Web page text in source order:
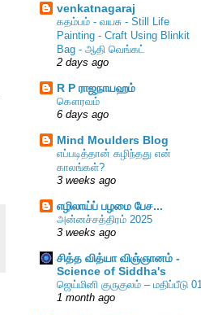
venkatnagaraj
கதம்பம் - வயசு - Still Life
Painting - Craft Using Blinkit
Bag - ஆதி வெங்கட்
2 days ago
R P ராஜநாயஹம்
கௌரவம்
6 days ago
Mind Moulders Blog
எப்படித்தான் கழிந்தது என்
காலங்கள்?
3 weeks ago
எழிலாய்ப் பழமை பேச...
அன்னச்சத்திரம் 2025
3 weeks ago
சித்த வித்யா விஞ்ஞானம் -
Science of Siddha's
ஜெய்மினி குருகுலம் – மதிப்பீடு 01
1 month ago